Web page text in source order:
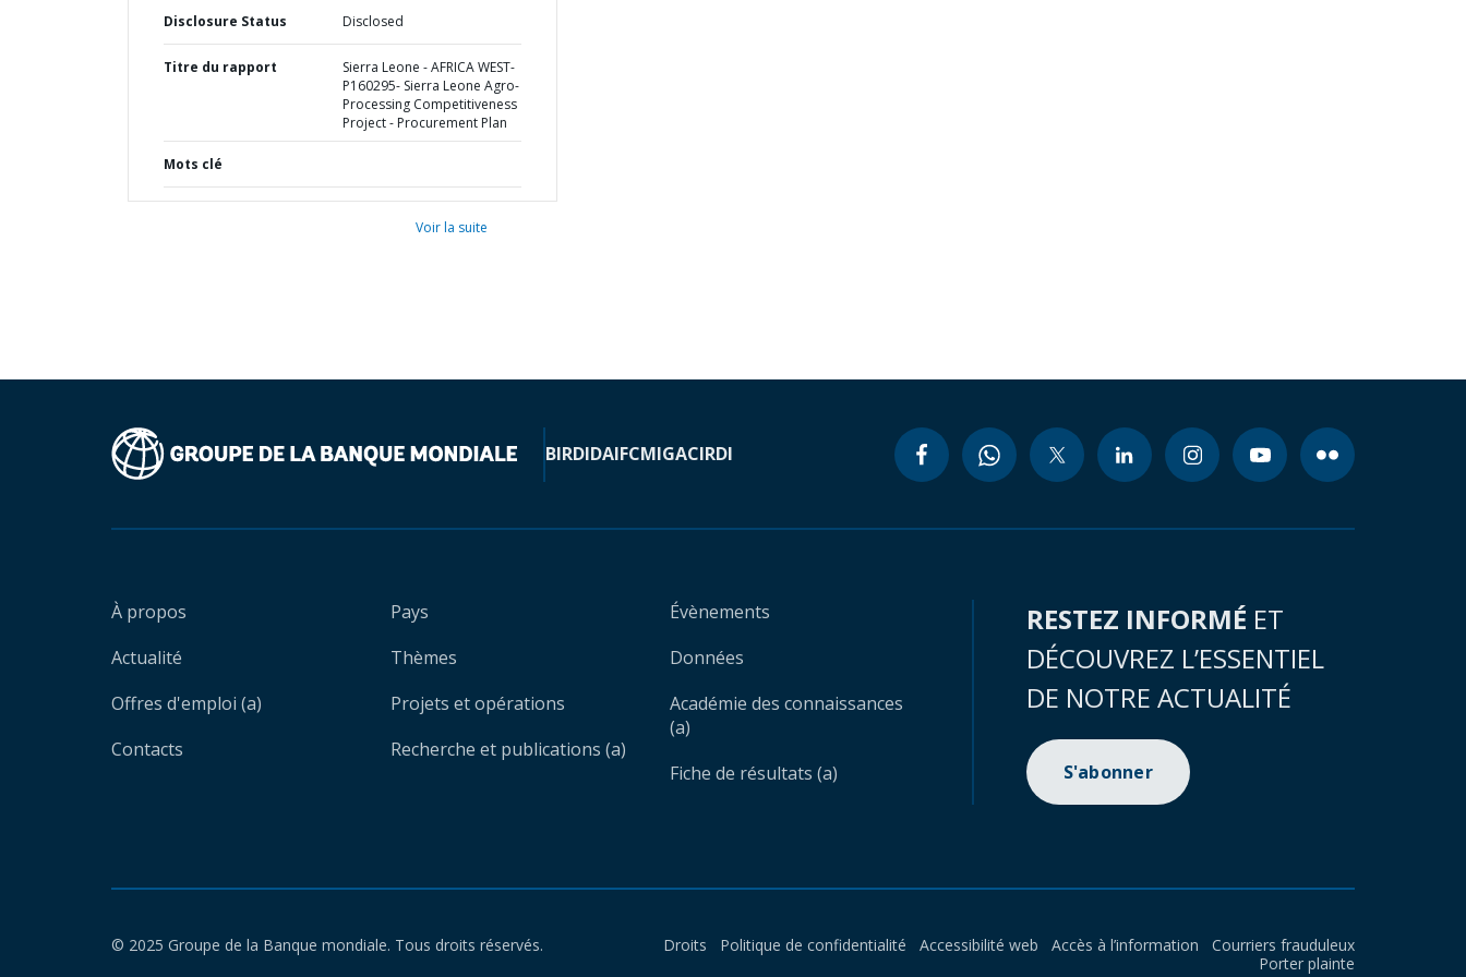
Disclosure Status Disclosed
Titre du rapport
Sierra Leone - AFRICA WEST-
P160295- Sierra Leone Agro-
Processing Competitiveness
Project - Procurement Plan
Mots clé
Voir la suite
BIRDIDAIFCMIGACIRDI
À propos
Actualité
Offres d'emploi (a)
Contacts
Pays
Thèmes
Projets et opérations
Recherche et publications (a)
Évènements
Données
Académie des connaissances
(a)
Fiche de résultats (a)
RESTEZ INFORMÉ ET
DÉCOUVREZ L’ESSENTIEL
DE NOTRE ACTUALITÉ
S'abonner
© 2025 Groupe de la Banque mondiale. Tous droits réservés. Droits Politique de confidentialité Accessibilité web Accès à l’information
Courriers frauduleux
Porter plainte